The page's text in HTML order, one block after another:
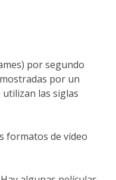
por segundo
por un
utilizan las siglas
formatos de vídeo